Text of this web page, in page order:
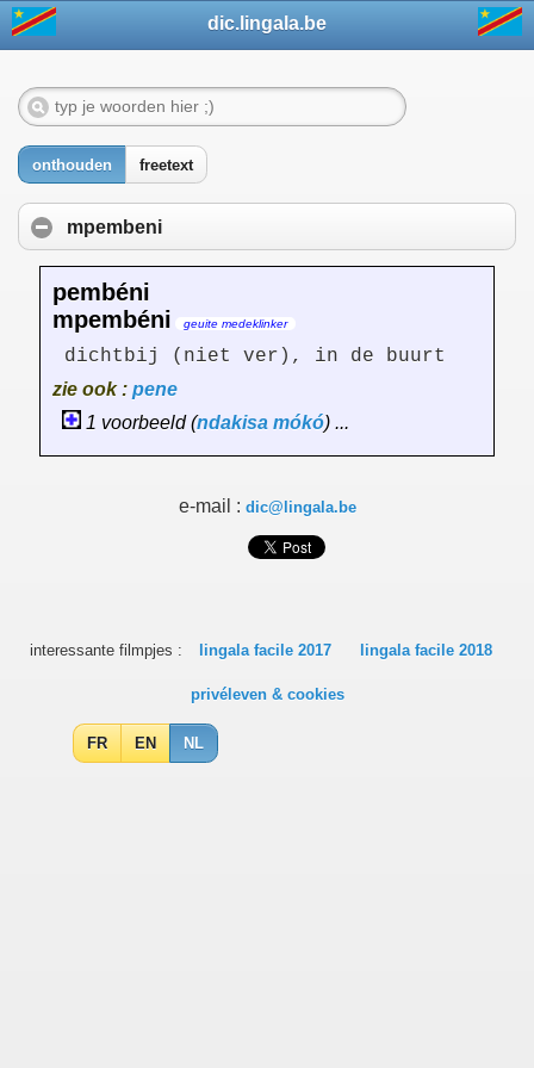
dic.lingala.be
onthouden freetext
mpembeni
pembéni
mpembéni
geuite medeklinker
dichtbij (niet ver), in de buurt
zie ook : pene
1 voorbeeld (ndakisa mókó) ...
e-mail : dic@lingala.be
interessante filmpjes : lingala facile 2017 lingala facile 2018
privéleven & cookies
FR EN NL